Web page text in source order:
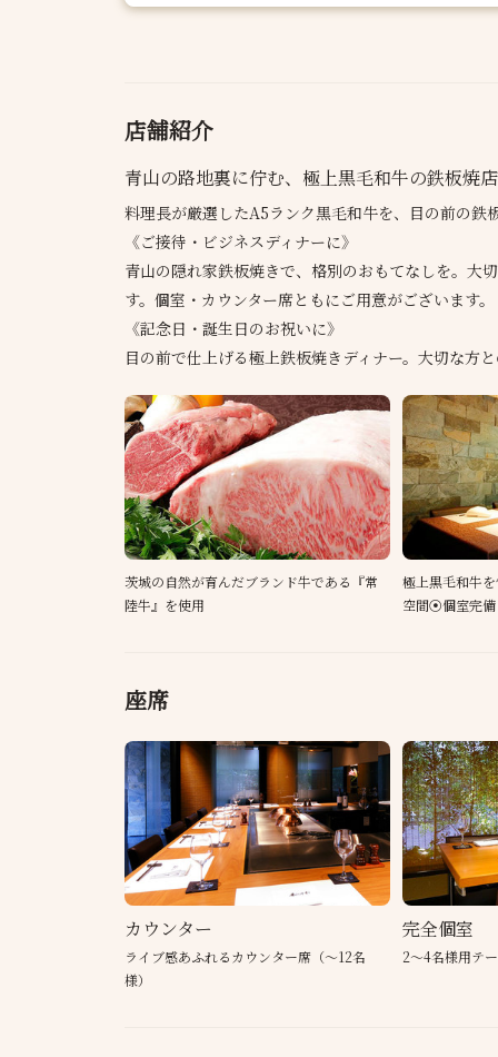
店舗紹介
青山の路地裏に佇む、極上黒毛和牛の鉄板焼
料理長が厳選したA5ランク黒毛和牛を、目の前の
《ご接待・ビジネスディナーに》
青山の隠れ家鉄板焼きで、格別のおもてなしを。大
す。個室・カウンター席ともにご用意がございます。
《記念日・誕生日のお祝いに》
目の前で仕上げる極上鉄板焼きディナー。大切な方
茨城の自然が育んだブランド牛である『常
陸牛』を使用
極上黒毛和牛
空間⦿個室完備
座席
カウンター
ライブ感あふれるカウンター席（～12名
様）
完全個室
2～4名様用テ